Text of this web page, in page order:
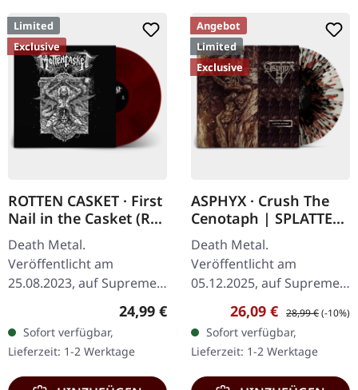
Limited
Exclusive
ROTTEN CASKET · First
Nail in the Casket (Re-
Release) | RED/BLACK
LP
Death Metal.
Veröffentlicht am
25.08.2023, auf Supreme
Chaos Records. SCR
exklusiv! Re-Release auf
transparent rot/schwarz
marmoriertem Vinyl,…
Regulärer Preis:
24,99 €
Sofort verfügbar,
Lieferzeit: 1-2 Werktage
Angebot
Limited
Exclusive
ASPHYX · Crush The
Cenotaph | SPLATTER
LP
Death Metal.
Veröffentlicht am
05.12.2025, auf Supreme
Chaos Records.
Knochenweißes Vinyl mit
Braun, Rost-Rot, Schwarz
Splatter. Full Dynamic
Range…
Verkaufspreis:
26,09 € Regulärer Preis:
28,99 €(-10%)
Sofort verfügbar,
Lieferzeit: 1-2 Werktage